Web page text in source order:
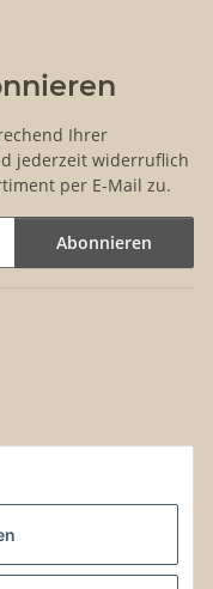
Ihrer
jederzeit widerruflich
per E-Mail zu.
Abonnieren